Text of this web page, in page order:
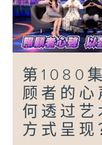
划如何变
的？这一集
的工作环境
身，今天成
身上，又如
影响力？
第1080
顾者的心
何透过艺
方式呈现